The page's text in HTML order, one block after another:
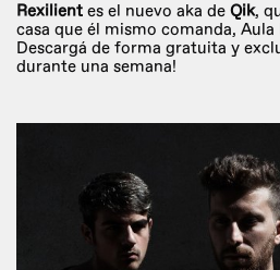
Rexilient es el nuevo aka de Qik,
casa que él mismo comanda, Aula
Descargá de forma gratuita y
durante una semana!